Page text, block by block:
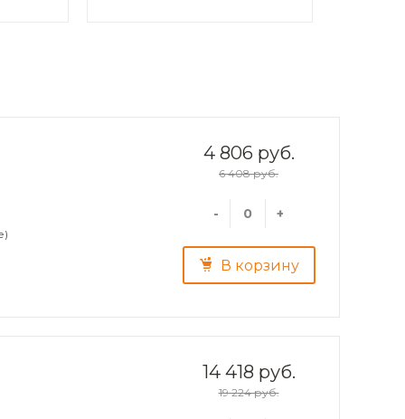
4 806 руб.
6 408 руб.
- +
В корзину
14 418 руб.
19 224 руб.